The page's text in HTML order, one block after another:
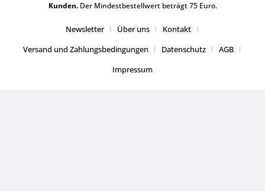
Kunden.Der Mindestbestellwert beträgt 75 Euro.
Newsletter Über uns
Kontakt
Versand und Zahlungsbedingungen
Datenschutz
AGB
Impressum